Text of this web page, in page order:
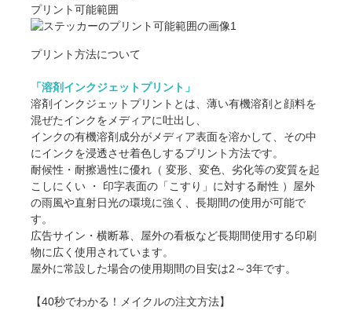
プリント可能範囲
プリント方法について
「溶剤インクジェットプリント」
溶剤インクジェットプリントとは、薄い有機溶剤と顔料を
混ぜたインクをメディアに吐出し、
インクの有機溶剤成分がメディア表面を溶かして、その中
にインクを浸透させ着色しするプリント方法です。
耐候性・耐擦過性に優れ（ 変形、変色、劣化等の変質を起
こしにくい ・ 印字表面の「こすり」に対する耐性 ）屋外
の雨風や直射日光の環境に強く、長期間の使用が可能で
す。
広告サイン・横断幕、屋外の看板など長期間使用する印刷
物に広く使用されています。
屋外に常設した場合の使用期間の目安は2～3年です。
【40秒でわかる！メイクルの注文方法】